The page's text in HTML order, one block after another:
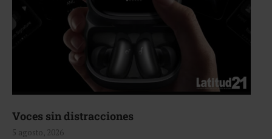
Voces sin distracciones
5 agosto, 2026